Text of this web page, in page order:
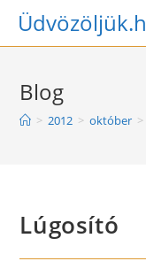
Skip
Blog
> 2012 > október >
Lúgosító